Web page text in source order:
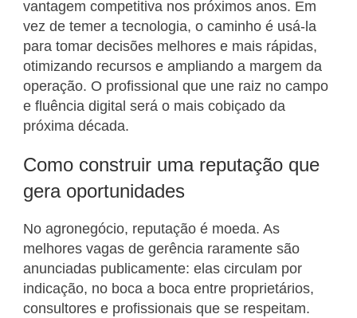
vantagem competitiva nos próximos anos. Em
vez de temer a tecnologia, o caminho é usá-la
para tomar decisões melhores e mais rápidas,
otimizando recursos e ampliando a margem da
operação. O profissional que une raiz no campo
e fluência digital será o mais cobiçado da
próxima década.
Como construir uma reputação que
gera oportunidades
No agronegócio, reputação é moeda. As
melhores vagas de gerência raramente são
anunciadas publicamente: elas circulam por
indicação, no boca a boca entre proprietários,
consultores e profissionais que se respeitam.